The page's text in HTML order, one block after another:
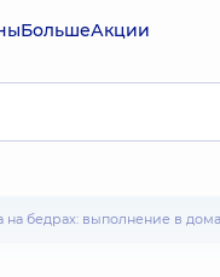
БольшеАкции
на бедрах: выполнение в